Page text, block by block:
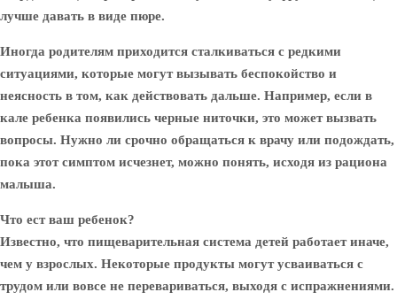
лучше давать в виде пюре.
Иногда родителям приходится сталкиваться с редкими
ситуациями, которые могут вызывать беспокойство и
неясность в том, как действовать дальше. Например, если в
кале ребенка появились черные ниточки, это может вызвать
вопросы. Нужно ли срочно обращаться к врачу или подождать,
пока этот симптом исчезнет, можно понять, исходя из рациона
малыша.
Что ест ваш ребенок?
Известно, что пищеварительная система детей работает иначе,
чем у взрослых. Некоторые продукты могут усваиваться с
трудом или вовсе не перевариваться, выходя с испражнениями.